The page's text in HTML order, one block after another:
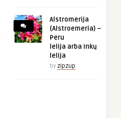
Alstromerija
(Alstroemeria) –
Peru
lelija arba Inkų
lelija
by zipzup